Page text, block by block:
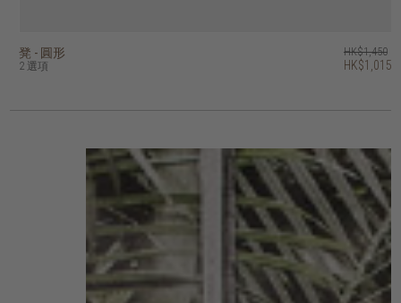
凳 - 圓形
2 選項
HK$1,450
HK$1,015
凳 - 方形
3 選項
HK$1,450
HK$1,015
float 凳 HK$1,450
HK$1,160
tri 凳 - 圓形 HK$1,250
HK$1,000